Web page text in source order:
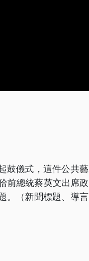
鼓儀式，這件公共藝
前總統蔡英文出席政
。（新聞標題、導言